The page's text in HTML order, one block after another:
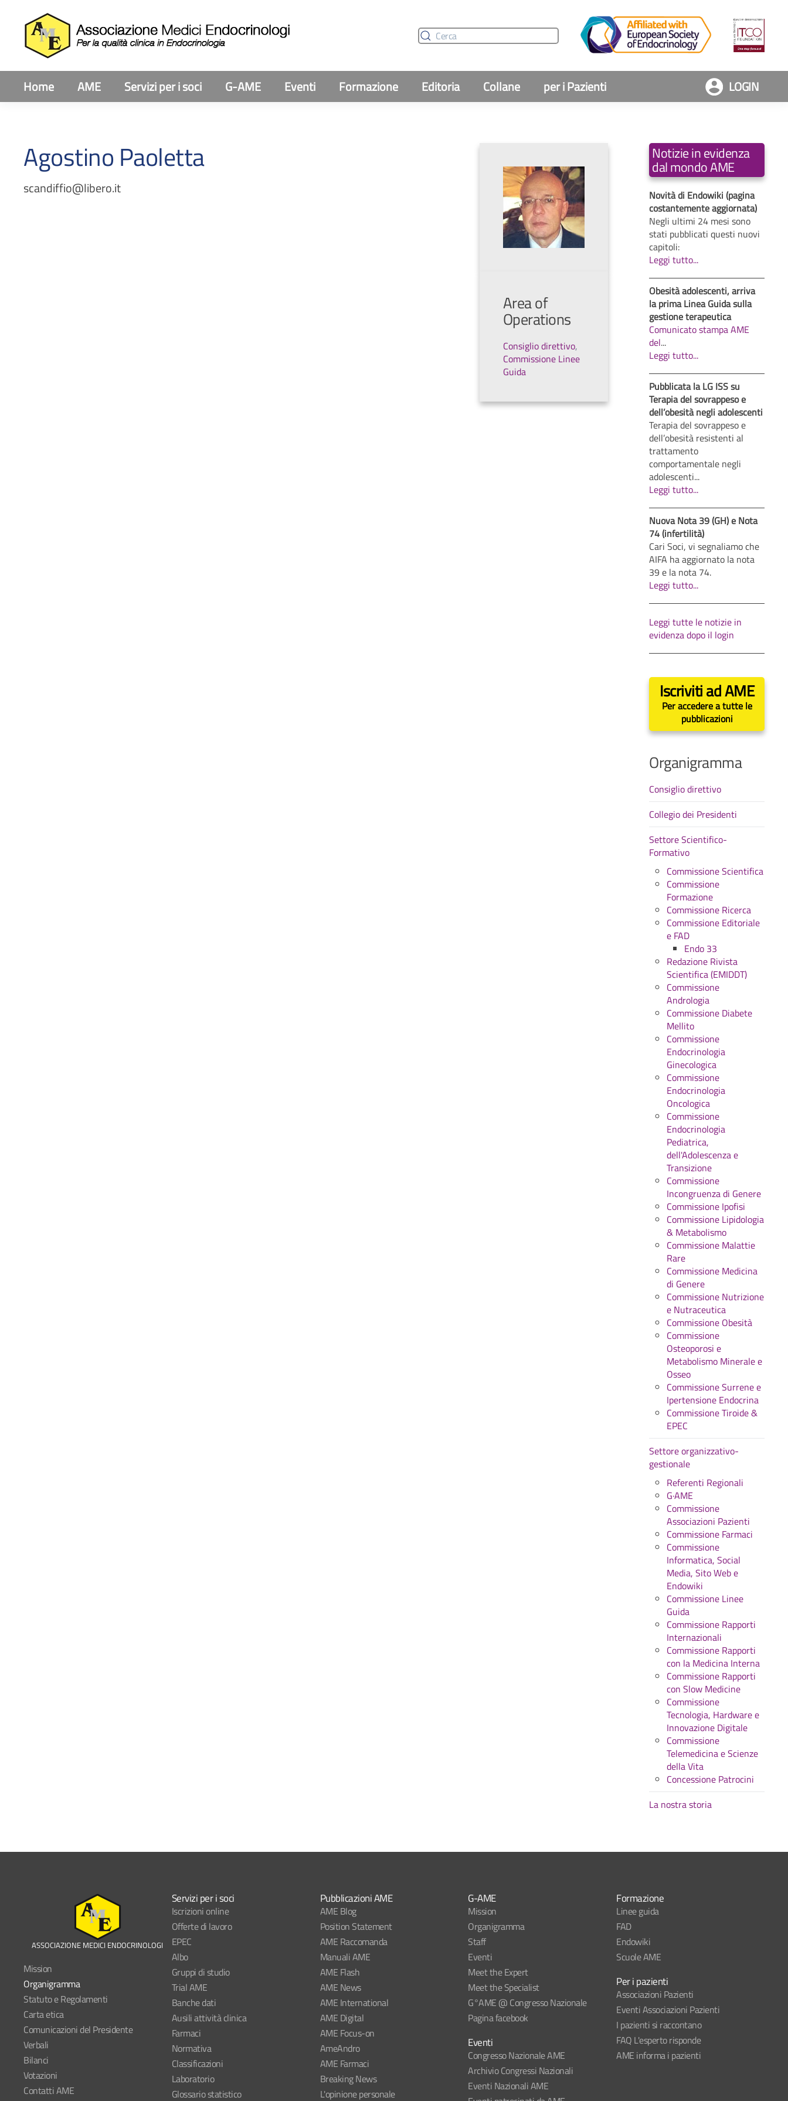
Home AME Servizi per i soci G-AME Eventi Formazione Editoria Collane per i Pazienti LOGIN
Agostino Paoletta
scandiffio@libero.it
Area of
Operations
Consiglio direttivo,
Commissione Linee
Guida
Notizie in evidenza
dal mondo AME
Novità di Endowiki (pagina
costantemente aggiornata)
Negli ultimi 24 mesi sono
stati pubblicati questi nuovi
capitoli:
Leggi tutto...
Obesità adolescenti, arriva
la prima Linea Guida sulla
gestione terapeutica
Comunicato stampa AME
del...
Leggi tutto...
Pubblicata la LG ISS su
Terapia del sovrappeso e
dell’obesità negli adolescenti
Terapia del sovrappeso e
dell’obesità resistenti al
trattamento
comportamentale negli
adolescenti...
Leggi tutto...
Nuova Nota 39 (GH) e Nota
74 (infertilità)
Cari Soci, vi segnaliamo che
AIFA ha aggiornato la nota
39 e la nota 74.
Leggi tutto...
Leggi tutte le notizie in
evidenza dopo il login
Iscriviti ad AME
Per accedere a tutte le
pubblicazioni
Organigramma
Consiglio direttivo
Collegio dei Presidenti
Settore Scientifico-
Formativo
Commissione Scientifica
Commissione
Formazione
Commissione Ricerca
Commissione Editoriale
e FAD
Endo 33
Redazione Rivista
Scientifica (EMIDDT)
Commissione
Andrologia
Commissione Diabete
Mellito
Commissione
Endocrinologia
Ginecologica
Commissione
Endocrinologia
Oncologica
Commissione
Endocrinologia
Pediatrica,
dell'Adolescenza e
Transizione
Commissione
Incongruenza di Genere
Commissione Ipofisi
Commissione Lipidologia
& Metabolismo
Commissione Malattie
Rare
Commissione Medicina
di Genere
Commissione Nutrizione
e Nutraceutica
Commissione Obesità
Commissione
Osteoporosi e
Metabolismo Minerale e
Osseo
Commissione Surrene e
Ipertensione Endocrina
Commissione Tiroide &
EPEC
Settore organizzativo-
gestionale
Referenti Regionali
G·AME
Commissione
Associazioni Pazienti
Commissione Farmaci
Commissione
Informatica, Social
Media, Sito Web e
Endowiki
Commissione Linee
Guida
Commissione Rapporti
Internazionali
Commissione Rapporti
con la Medicina Interna
Commissione Rapporti
con Slow Medicine
Commissione
Tecnologia, Hardware e
Innovazione Digitale
Commissione
Telemedicina e Scienze
della Vita
Concessione Patrocini
La nostra storia
ASSOCIAZIONE MEDICI ENDOCRINOLOGI
Mission
Organigramma
Statuto e Regolamenti
Carta etica
Comunicazioni del Presidente
Verbali
Bilanci
Votazioni
Contatti AME
Servizi per i soci
Iscrizioni online
Offerte di lavoro
EPEC
Albo
Gruppi di studio
Trial AME
Banche dati
Ausili attività clinica
Farmaci
Normativa
Classificazioni
Laboratorio
Glossario statistico
G-AME
Mission
Organigramma
Staff
Eventi
Meet the Expert
Meet the Specialist
G°AME @ Congresso Nazionale
Pagina facebook
Eventi
Congresso Nazionale AME
Archivio Congressi Nazionali
Eventi Nazionali AME
Pubblicazioni AME
AME Blog
Position Statement
AME Raccomanda
Manuali AME
AME Flash
AME News
AME International
AME Digital
AME Focus-on
AmeAndro
AME Farmaci
Breaking News
L'opinione personale
Formazione
Linee guida
FAD
Endowiki
Scuole AME
Per i pazienti
Associazioni Pazienti
Eventi Associazioni Pazienti
I pazienti si raccontano
FAQ L'esperto risponde
AME informa i pazienti